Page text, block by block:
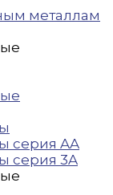
металлам
серия AA
серия 3A